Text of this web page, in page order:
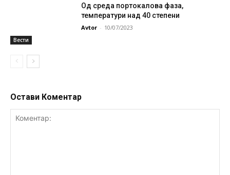
Вести
Од среда портокалова фаза,
температури над 40 степени
Avtor - 10/07/2023
Остави Коментар